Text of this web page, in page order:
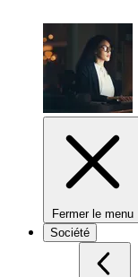
Fermer le menu
Société